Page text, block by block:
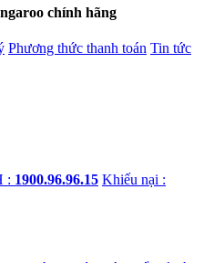
chính hãng
Phương thức thanh toán Tin tức
: 1900.96.96.15 Khiếu nại :